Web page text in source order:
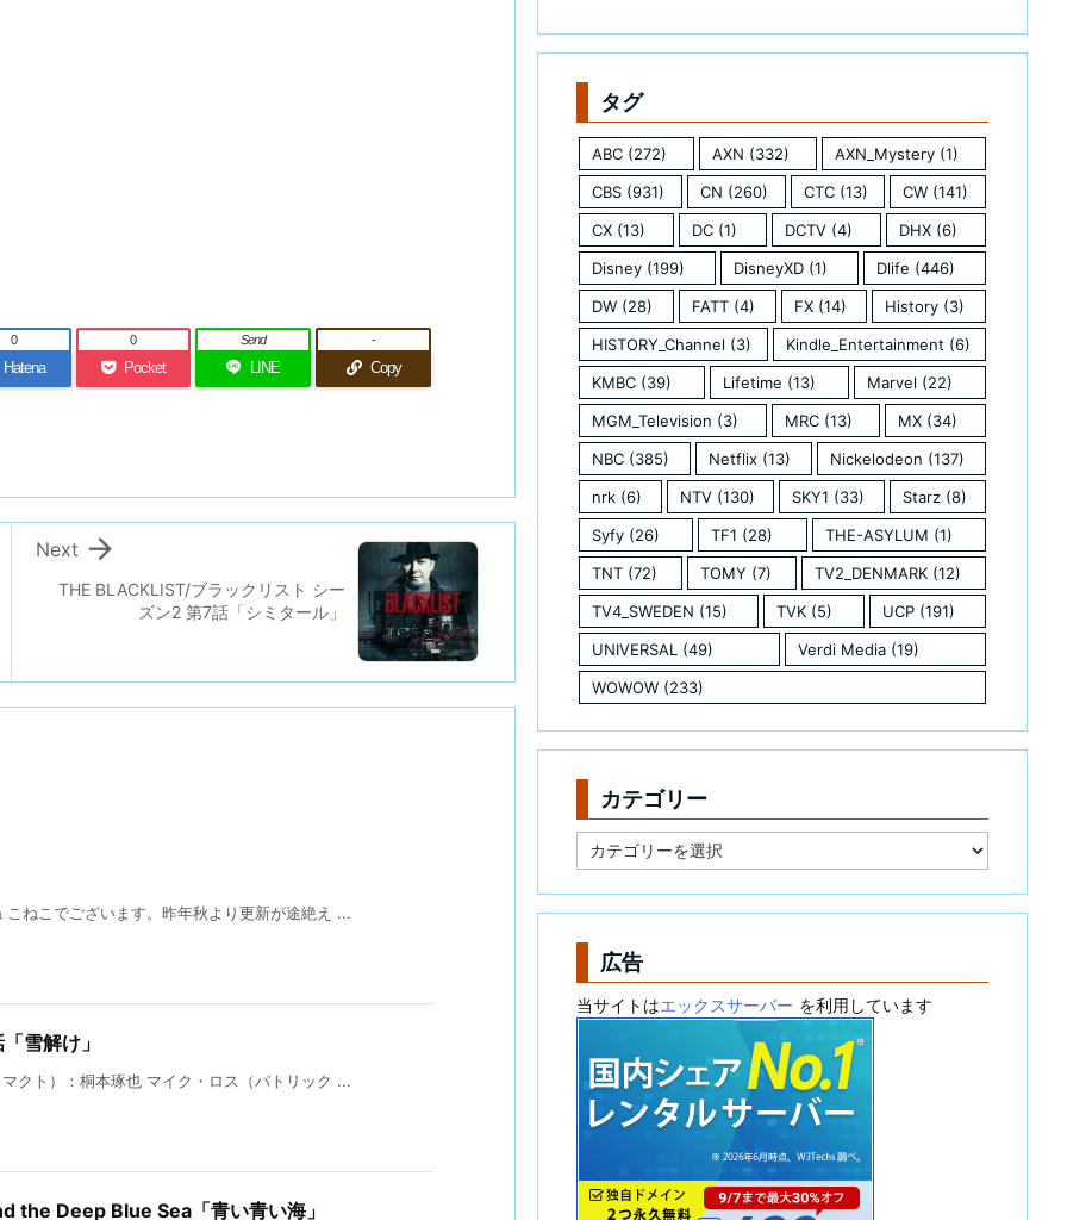
Hatena
0
Pocket
0
LINE
Send
Copy
-
THE BLACKLIST/ブラックリスト シー
ズン2 第7話「シミタール」

Next
ねこでございます。昨年秋より更新が途絶え ...
雪解け」
クト）：桐本琢也 マイク・ロス（パトリック ...
the Deep Blue Sea「青い青い海」
タグ
ABC (272) AXN (332) AXN_Mystery (1)
CBS (931) CN (260) CTC(13) CW (141)
CX (13) DC (1) DCTV(4) DHX(6)
Disney (199) DisneyXD (1) Dlife (446)
DW (28) FATT(4) FX(14) History (3)
HISTORY_Channel (3) Kindle_Entertainment (6)
KMBC (39) Lifetime (13) Marvel (22)
MGM_Television (3) MRC(13) MX (34)
NBC (385) Netflix (13) Nickelodeon (137)
nrk (6) NTV(130) SKY1 (33) Starz(8)
Syfy (26) TF1 (28) THE-ASYLUM (1)
TNT (72) TOMY (7) TV2_DENMARK (12)
TV4_SWEDEN (15) TVK (5) UCP(191)
UNIVERSAL (49) Verdi Media (19)
WOWOW (233)
カテゴリー
テ
リ
広告
当サイトはエックスサーバー を利用しています